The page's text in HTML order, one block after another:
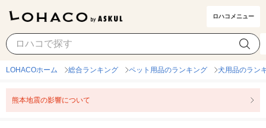
ロハコメニュー
ウォーターノズル カテゴリ選択
LOHACOホーム 総合ランキング ペット用品のランキング 犬用品のラン
熊本地震の影響について